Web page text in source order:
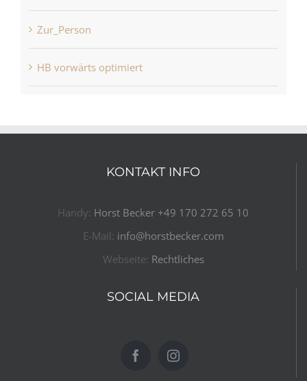
Zur_Person
HB vorwärts optimiert
KONTAKT INFO
Handy: Horst Becker ​+49 170 272 65 10​
E-Mail: info@horstbecker.com
Webseite: Rechtliches
SOCIAL MEDIA